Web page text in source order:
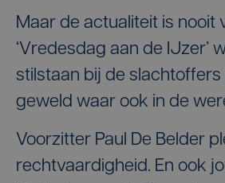
Maar de actualiteit is nooit
‘Vredesdag aan de IJzer’
stilstaan bij de slachtoffers
geweld waar ook in de
Voorzitter Paul De Belder
rechtvaardigheid. En ook